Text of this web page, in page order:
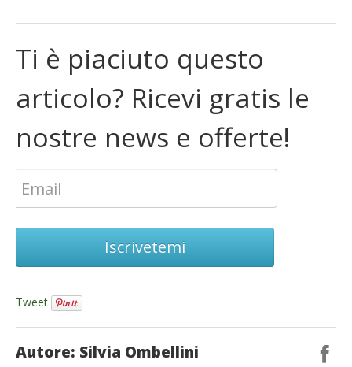
Ti è piaciuto questo
articolo? Ricevi gratis le
nostre news e offerte!
Iscrivetemi
Tweet
Autore: Silvia Ombellini